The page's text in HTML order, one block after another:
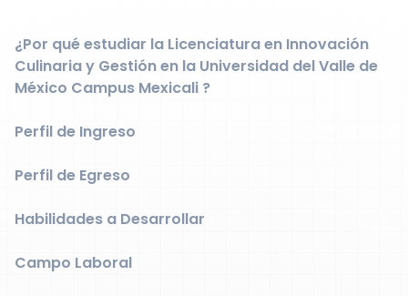
¿Por qué estudiar la Licenciatura en Innovación
Culinaria y Gestión en la Universidad del Valle de
México Campus Mexicali ?
Perfil de Ingreso
Perfil de Egreso
Habilidades a Desarrollar
Campo Laboral